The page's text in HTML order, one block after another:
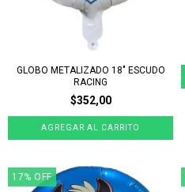
GLOBO METALIZADO 18" ESCUDO
RACING
$352,00
17% OFF